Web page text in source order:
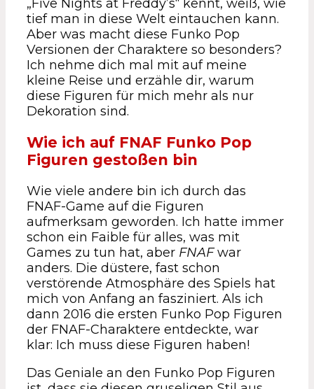
„Five Nights at Freddy’s“ kennt, weiß, wie
tief man in diese Welt eintauchen kann.
Aber was macht diese Funko Pop
Versionen der Charaktere so besonders?
Ich nehme dich mal mit auf meine
kleine Reise und erzähle dir, warum
diese Figuren für mich mehr als nur
Dekoration sind.
Wie ich auf FNAF Funko Pop
Figuren gestoßen bin
Wie viele andere bin ich durch das
FNAF-Game auf die Figuren
aufmerksam geworden. Ich hatte immer
schon ein Faible für alles, was mit
Games zu tun hat, aber FNAFwar
anders. Die düstere, fast schon
verstörende Atmosphäre des Spiels hat
mich von Anfang an fasziniert. Als ich
dann 2016 die ersten Funko Pop Figuren
der FNAF-Charaktere entdeckte, war
klar: Ich muss diese Figuren haben!
Das Geniale an den Funko Pop Figuren